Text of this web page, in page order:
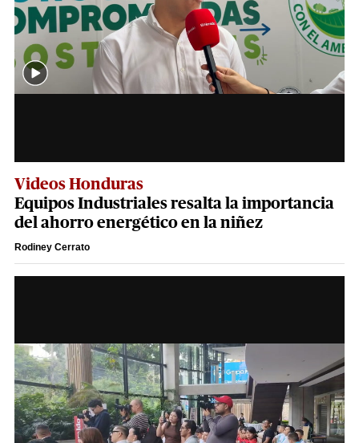
Videos Honduras
Equipos Industriales resalta la importancia
del ahorro energético en la niñez
Rodiney Cerrato